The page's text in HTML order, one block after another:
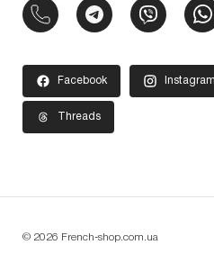
Facebook Instagram
Threads
© 2026 French-shop.com.ua